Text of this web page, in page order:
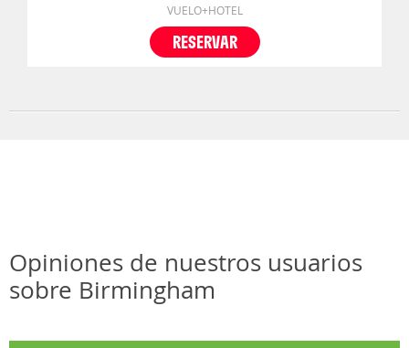
VUELO+HOTEL
RESERVAR
Opiniones de nuestros usuarios
sobre Birmingham